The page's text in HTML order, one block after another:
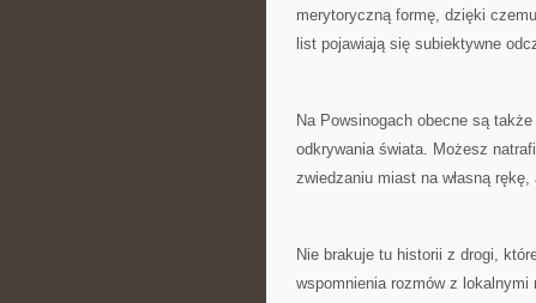
merytoryczną formę, dzięki
list pojawiają się subiektywne
Na Powsinogach obecne są
odkrywania świata. Możesz
zwiedzaniu miast na własną
Nie brakuje tu historii z drogi,
wspomnienia rozmów z